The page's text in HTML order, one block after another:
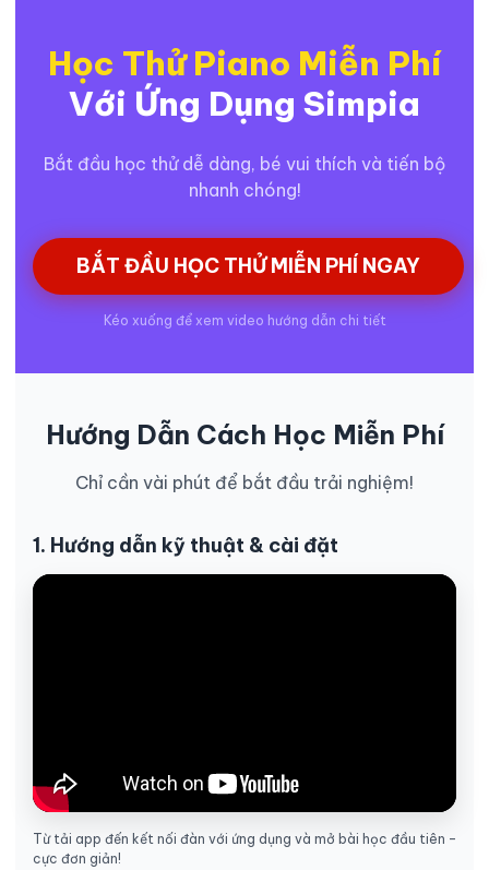
Học Thử Piano Miễn Phí
Với Ứng Dụng Simpia
Bắt đầu học thử dễ dàng, bé vui thích và tiến bộ
nhanh chóng!
BẮT ĐẦU HỌC THỬ MIỄN PHÍ NGAY
Kéo xuống để xem video hướng dẫn chi tiết
Hướng Dẫn Cách Học Miễn Phí
Chỉ cần vài phút để bắt đầu trải nghiệm!
1. Hướng dẫn kỹ thuật & cài đặt
Từ tải app đến kết nối đàn với ứng dụng và mở bài học đầu tiên –
cực đơn giản!